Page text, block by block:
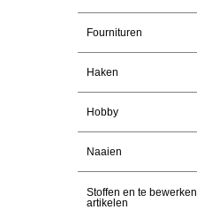
Fournituren
Haken
Hobby
Naaien
Stoffen en te bewerken
artikelen